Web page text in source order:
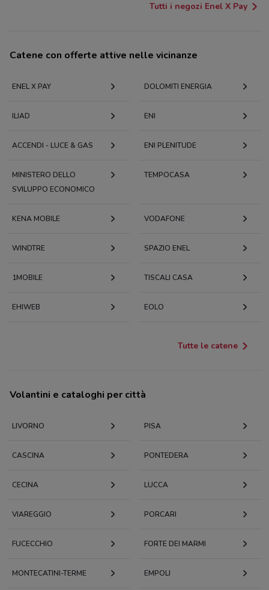
Tutti i negozi Enel X Pay
Catene con offerte attive nelle vicinanze
ENEL X PAY DOLOMITI ENERGIA
ILIAD ENI
ACCENDI - LUCE & GAS ENI PLENITUDE
MINISTERO DELLO
SVILUPPO ECONOMICO
TEMPOCASA
KENA MOBILE VODAFONE
WINDTRE SPAZIO ENEL
1MOBILE TISCALI CASA
EHIWEB EOLO
Tutte le catene
Volantini e cataloghi per città
LIVORNO PISA
CASCINA PONTEDERA
CECINA LUCCA
VIAREGGIO PORCARI
FUCECCHIO FORTE DEI MARMI
MONTECATINI-TERME EMPOLI